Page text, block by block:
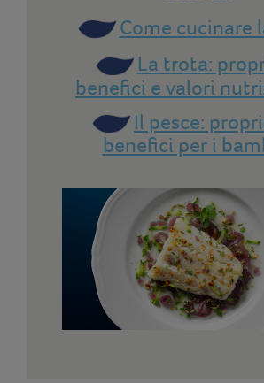
Come cucinare
La trota:
benefici e valori
Il pesce:
benefici per i